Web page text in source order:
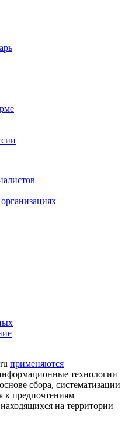
применяются
технологии
сбора, систематизации
к предпочтениям
на территории